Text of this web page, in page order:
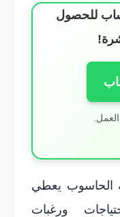
للحصول
الحاسوب يعطي
ورغبات